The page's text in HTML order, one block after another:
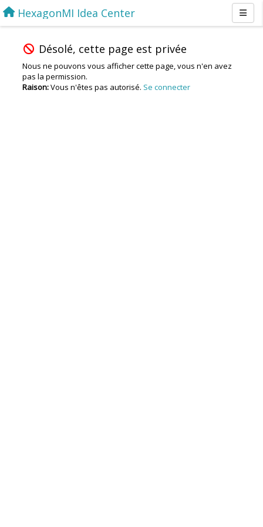
HexagonMI Idea Center
Désolé, cette page est privée
Nous ne pouvons vous afficher cette page, vous n'en avez
pas la permission.
Raison:Vous n'êtes pas autorisé. Se connecter